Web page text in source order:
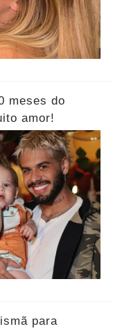
meses do
amor!
para